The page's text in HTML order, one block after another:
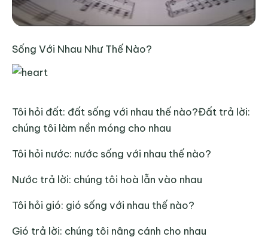
Sống Với Nhau Như Thế Nào?
Tôi hỏi đất: đất sống với nhau thế nào?Đất trả lời:
chúng tôi làm nền móng cho nhau
Tôi hỏi nước: nước sống với nhau thế nào?
Nước trả lời: chúng tôi hoà lẫn vào nhau
Tôi hỏi gió: gió sống với nhau thế nào?
Gió trả lời: chúng tôi nâng cánh cho nhau